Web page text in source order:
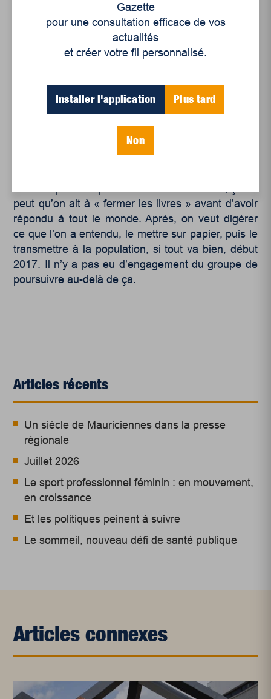
la consultation ?
KM : Jusqu’aux Fêtes. Techniquement, les
consultations devraient se terminer là. Mais quand
on regarde la demande, on se questionne s’il faut
continuer. On a des demandes des Îles-de-la-
beaucoup de temps et de ressources. Donc, ça se
peut qu’on ait à « fermer les livres » avant d’avoir
répondu à tout le monde. Après, on veut digérer
ce que l’on a entendu, le mettre sur papier, puis le
transmettre à la population, si tout va bien, début
2017. Il n’y a pas eu d’engagement du groupe de
poursuivre au-delà de ça.
Articles récents
Un siècle de Mauriciennes dans la presse
régionale
Juillet 2026
Le sport professionnel féminin : en mouvement,
en croissance
Et les politiques peinent à suivre
Le sommeil, nouveau défi de santé publique
Articles connexes
Gazette
pour une consultation efficace de vos
actualités
et créer votre fil personnalisé.
Installer l'application Plus tard
Non